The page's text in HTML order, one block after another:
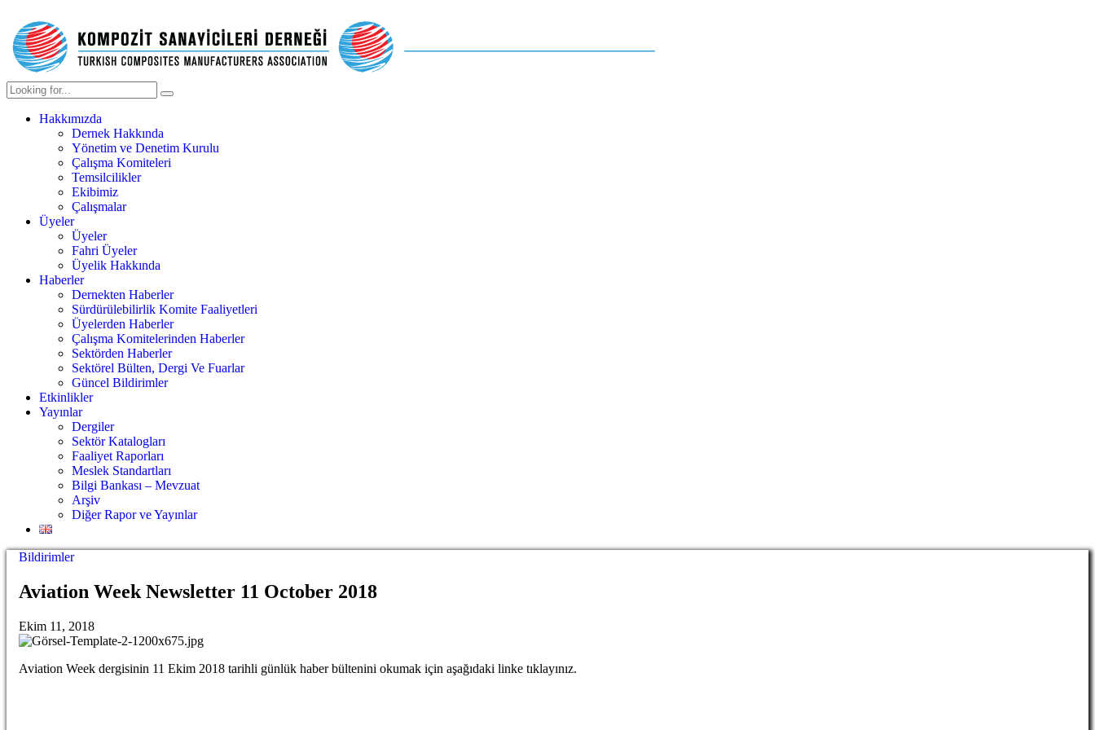
Hakkımızda
Dernek Hakkında
Yönetim ve Denetim Kurulu
Çalışma Komiteleri
Temsilcilikler
Ekibimiz
Çalışmalar
Üyeler
Üyeler
Fahri Üyeler
Üyelik Hakkında
Haberler
Dernekten Haberler
Sürdürülebilirlik Komite Faaliyetleri
Üyelerden Haberler
Çalışma Komitelerinden Haberler
Sektörden Haberler
Sektörel Bülten, Dergi Ve Fuarlar
Güncel Bildirimler
Etkinlikler
Yayınlar
Dergiler
Sektör Katalogları
Faaliyet Raporları
Meslek Standartları
Bilgi Bankası – Mevzuat
Arşiv
Diğer Rapor ve Yayınlar
Bildirimler
Aviation Week Newsletter 11 October 2018
Ekim 11, 2018
Aviation Week dergisinin 11 Ekim 2018 tarihli günlük haber bültenini okumak için aşağıdaki linke tıklayınız.